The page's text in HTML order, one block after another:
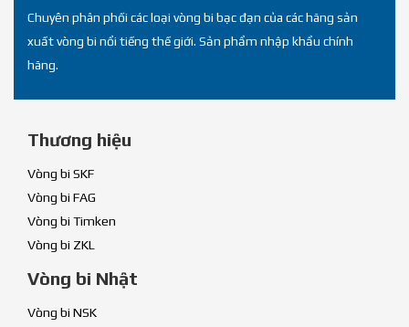
Chuyên phân phối các loại vòng bi bạc đạn của các hãng sản
xuất vòng bi nổi tiếng thế giới. Sản phẩm nhập khẩu chính
hãng.
Thương hiệu
Vòng bi SKF
Vòng bi FAG
Vòng bi Timken
Vòng bi ZKL
Vòng bi Nhật
Vòng bi NSK